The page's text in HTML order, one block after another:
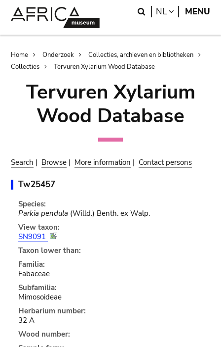
Search
NL LANGUAGE
MENU
Breadcrumb
Home Onderzoek
Collecties, archieven en bibliotheken
Collecties
Tervuren Xylarium Wood Database
Tervuren Xylarium
Wood Database
Search | Browse | More information | Contact persons
Tw25457
Species:
Parkia pendula (Willd.) Benth. ex Walp.
View taxon:
SN9091
Taxon lower than:
Familia:
Fabaceae
Subfamilia:
Mimosoideae
Herbarium number:
32 A
Wood number: